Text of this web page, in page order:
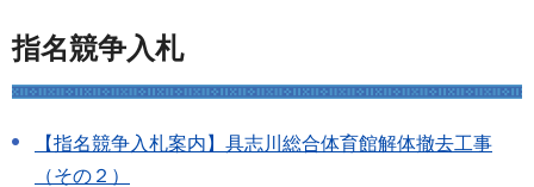
指名競争入札
【指名競争入札案内】具志川総合体育館解体撤去工事
（その２）